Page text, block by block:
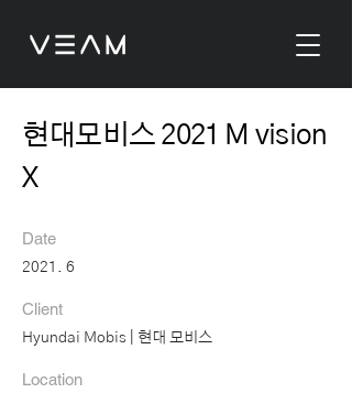
현대모비스 2021 M vision
X
Date
2021. 6
Client
Hyundai Mobis | 현대 모비스
Location